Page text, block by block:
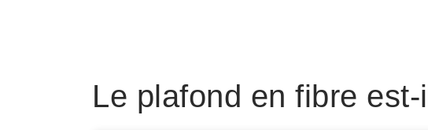
Le plafond en fibre